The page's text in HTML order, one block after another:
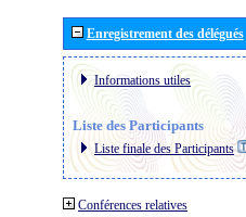
Enregistrement des délégués
Informations utiles
Liste des Participants
Liste finale des Participants
Conférences relatives